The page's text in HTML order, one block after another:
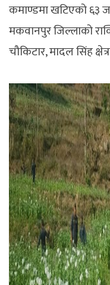
कमाण्डमा खटिएको ६३
मकवानपुर जिल्लाको
चौकिटार, मादल सिंह